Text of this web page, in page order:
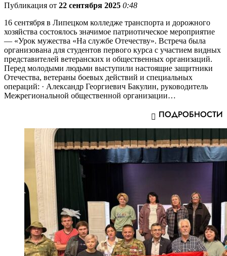
Публикация от 22 сентября 2025 0:48
16 сентября в Липецком колледже транспорта и дорожного
хозяйства состоялось значимое патриотическое мероприятие
— «Урок мужества «На службе Отечеству». Встреча была
организована для студентов первого курса с участием видных
представителей ветеранских и общественных организаций.
Перед молодыми людьми выступили настоящие защитники
Отечества, ветераны боевых действий и специальных
операций: · Александр Георгиевич Бакулин, руководитель
Межрегиональной общественной организации…
ПОДРОБНОСТИ